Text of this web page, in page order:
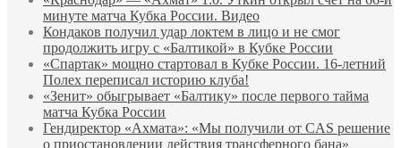
минуте матча Кубка России. Видео
Кондаков получил удар локтем в лицо и не смог
продолжить игру с «Балтикой» в Кубке России
«Спартак» мощно стартовал в Кубке России. 16-летний
Полех переписал историю клуба!
«Зенит» обыгрывает «Балтику» после первого тайма
матча Кубка России
Гендиректор «Ахмата»: «Мы получили от CAS решение
о приостановлении действия трансферного бана»